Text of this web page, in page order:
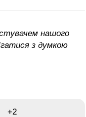
нашого
з думкою
+2